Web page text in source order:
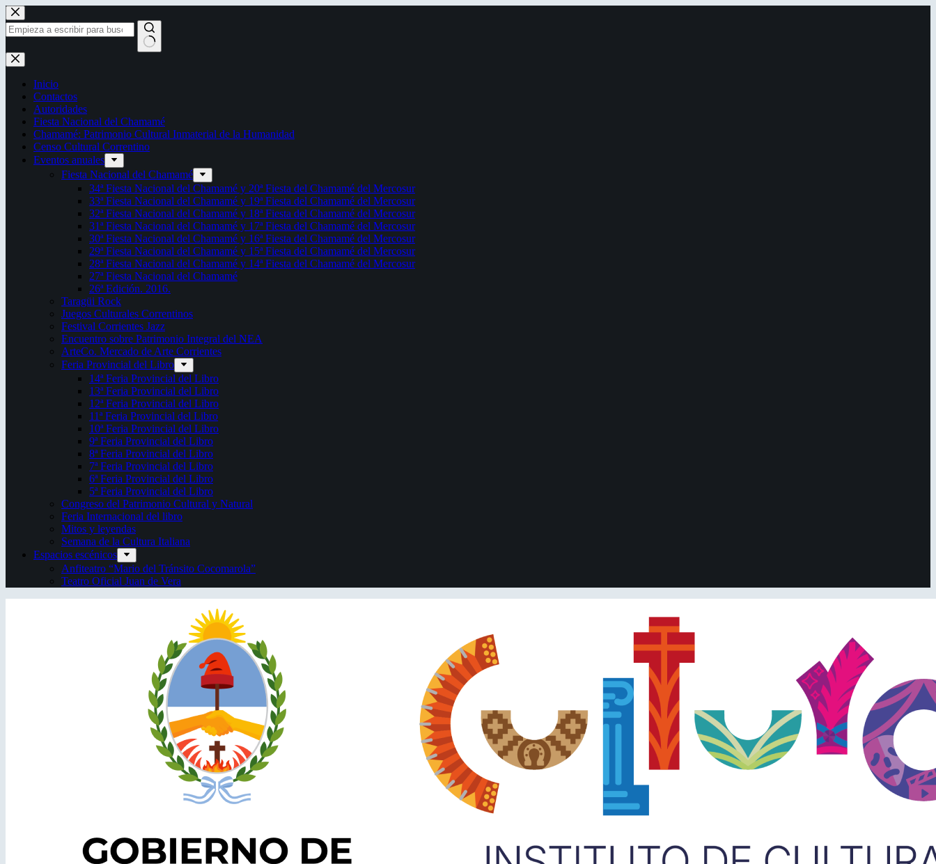
Saltar
al
contenido
Sin
resultados
Inicio
Contactos
Autoridades
Fiesta Nacional del Chamamé
Chamamé: Patrimonio Cultural Inmaterial de la Humanidad
Censo Cultural Correntino
Eventos anuales
Fiesta Nacional del Chamamé
34ª Fiesta Nacional del Chamamé y 20ª Fiesta del Chamamé del Mercosur
33ª Fiesta Nacional del Chamamé y 19ª Fiesta del Chamamé del Mercosur
32ª Fiesta Nacional del Chamamé y 18ª Fiesta del Chamamé del Mercosur
31ª Fiesta Nacional del Chamamé y 17ª Fiesta del Chamamé del Mercosur
30ª Fiesta Nacional del Chamamé y 16ª Fiesta del Chamamé del Mercosur
29ª Fiesta Nacional del Chamamé y 15ª Fiesta del Chamamé del Mercosur
28ª Fiesta Nacional del Chamamé y 14ª Fiesta del Chamamé del Mercosur
27ª Fiesta Nacional del Chamamé
26ª Edición. 2016.
Taragüi Rock
Juegos Culturales Correntinos
Festival Corrientes Jazz
Encuentro sobre Patrimonio Integral del NEA
ArteCo. Mercado de Arte Corrientes
Feria Provincial del Libro
14ª Feria Provincial del Libro
13ª Feria Provincial del Libro
12ª Feria Provincial del Libro
11ª Feria Provincial del Libro
10ª Feria Provincial del Libro
9ª Feria Provincial del Libro
8ª Feria Provincial del Libro
7ª Feria Provincial del Libro
6ª Feria Provincial del Libro
5ª Feria Provincial del Libro
Congreso del Patrimonio Cultural y Natural
Feria Internacional del libro
Mitos y leyendas
Semana de la Cultura Italiana
Espacios escénicos
Anfiteatro “Mario del Tránsito Cocomarola”
Teatro Oficial Juan de Vera